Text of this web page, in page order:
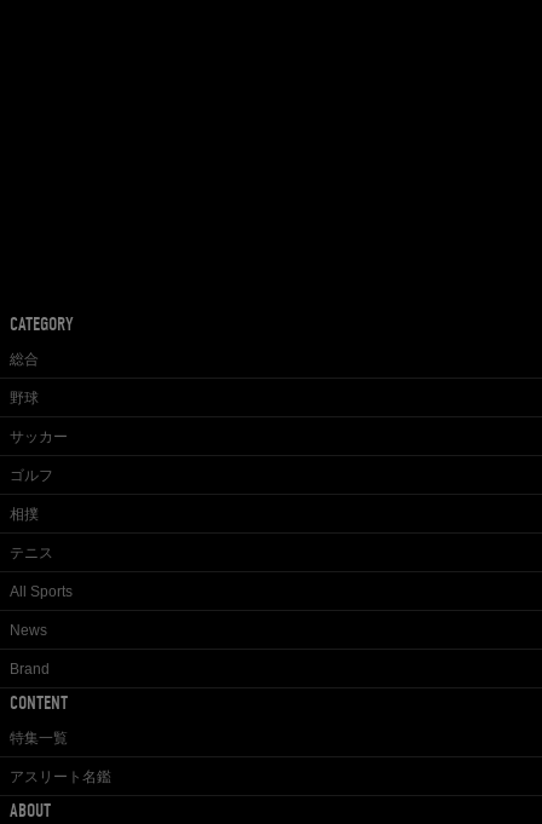
CATEGORY
総合
野球
サッカー
ゴルフ
相撲
テニス
All Sports
News
Brand
CONTENT
特集一覧
アスリート名鑑
ABOUT